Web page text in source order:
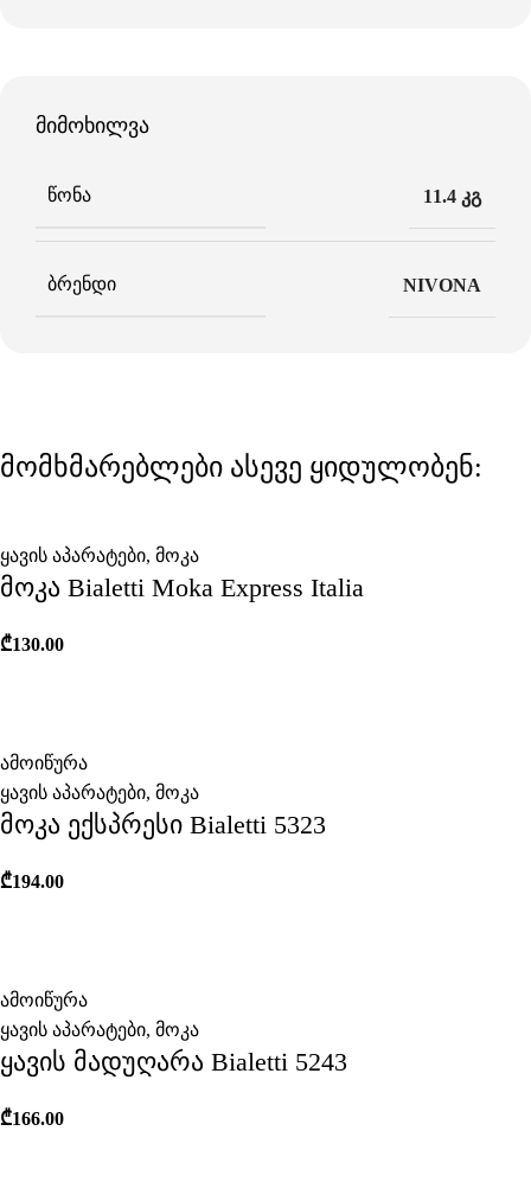
მიმოხილვა
ᲬᲝᲜᲐ 11.4 კგ
ᲑᲠᲔᲜᲓᲘ NIVONA
მომხმარებლები ასევე ყიდულობენ:
ყავის აპარატები, მოკა
მოკა Bialetti Moka Express Italia
₾130.00
ამოიწურა
ყავის აპარატები, მოკა
მოკა ექსპრესი Bialetti 5323
₾194.00
ამოიწურა
ყავის აპარატები, მოკა
ყავის მადუღარა Bialetti 5243
₾166.00